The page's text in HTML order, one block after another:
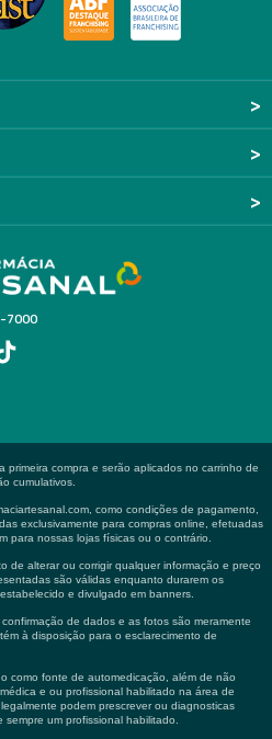
7000
primeira compra e serão aplicados no carrinho de
cumulativos.
como condições de pagamento,
exclusivamente para compras online, efetuadas
para nossas lojas físicas ou o contrário.
de alterar ou corrigir qualquer informação e preço
são válidas enquanto durarem os
e divulgado em banners.
de dados e as fotos são meramente
à disposição para o esclarecimento de
como fonte de automedicação, além de não
e ou profissional habilitado na área de
podem prescrever ou diagnosticas
um profissional habilitado.